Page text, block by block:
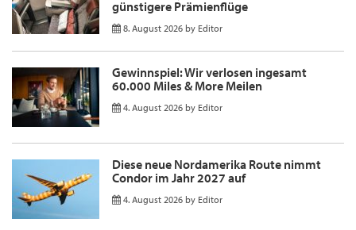
günstigere Prämienflüge
8. August 2026 by Editor
Gewinnspiel: Wir verlosen ingesamt
60.000 Miles & More Meilen
4. August 2026 by Editor
Diese neue Nordamerika Route nimmt
Condor im Jahr 2027 auf
4. August 2026 by Editor